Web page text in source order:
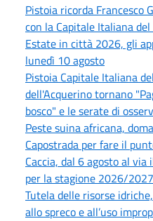
Pistoia ricorda Francesco
con la Capitale Italiana
Estate in città 2026, gli
lunedì 10 agosto
Pistoia Capitale Italiana
dell'Acquerino tornano
bosco" e le serate di
Peste suina africana,
Capostrada per fare il
Caccia, dal 6 agosto al
per la stagione 2026/2027
Tutela delle risorse
allo spreco e all’uso